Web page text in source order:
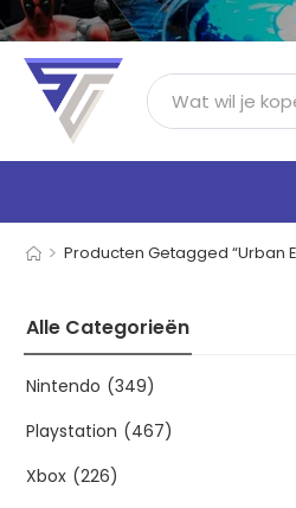
> Producten Getagged “Urban
Alle Categorieën
Nintendo (349)
Playstation (467)
Xbox (226)